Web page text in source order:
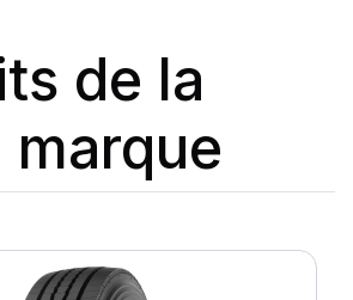
de la
marque